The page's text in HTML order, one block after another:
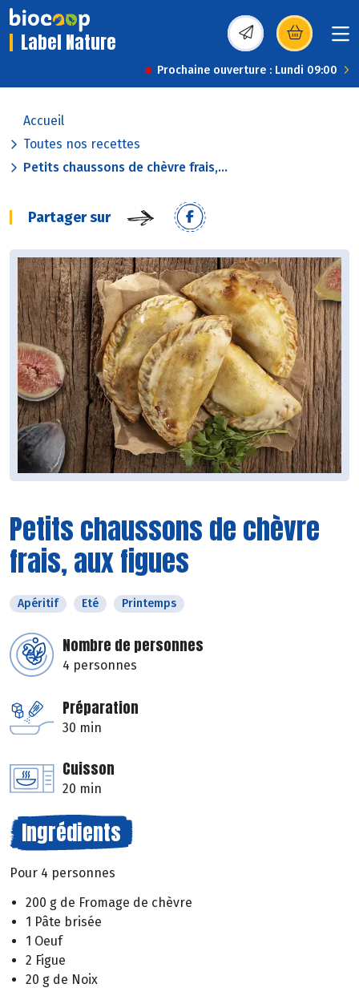
Label Nature (s’ouvre dans une
Prochaine ouverture : Lundi 09:00
Accueil
Toutes nos recettes
Petits chaussons de chèvre frais,...
Partager sur
Petits chaussons de chèvre
frais, aux figues
Apéritif Eté Printemps
Nombre de personnes
4 personnes
Préparation
30 min
Cuisson
20 min
Ingrédients
Pour 4 personnes
200 g de Fromage de chèvre
1 Pâte brisée
1 Oeuf
2 Figue
20 g de Noix